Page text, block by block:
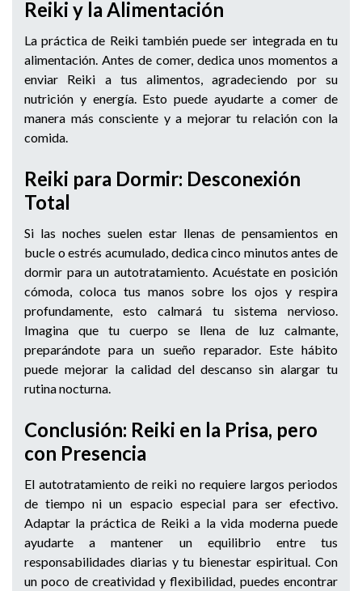
Reiki y la Alimentación
La práctica de Reiki también puede ser integrada en tu
alimentación. Antes de comer, dedica unos momentos a
enviar Reiki a tus alimentos, agradeciendo por su
nutrición y energía. Esto puede ayudarte a comer de
manera más consciente y a mejorar tu relación con la
comida.
Reiki para Dormir: Desconexión
Total
Si las noches suelen estar llenas de pensamientos en
bucle o estrés acumulado, dedica cinco minutos antes de
dormir para un autotratamiento. Acuéstate en posición
cómoda, coloca tus manos sobre los ojos y respira
profundamente, esto calmará tu sistema nervioso.
Imagina que tu cuerpo se llena de luz calmante,
preparándote para un sueño reparador. Este hábito
puede mejorar la calidad del descanso sin alargar tu
rutina nocturna.
Conclusión: Reiki en la Prisa, pero
con Presencia
El autotratamiento de reiki no requiere largos periodos
de tiempo ni un espacio especial para ser efectivo.
Adaptar la práctica de Reiki a la vida moderna puede
ayudarte a mantener un equilibrio entre tus
responsabilidades diarias y tu bienestar espiritual. Con
un poco de creatividad y flexibilidad, puedes encontrar